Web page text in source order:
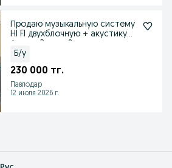
Продаю музыкальную систему
HI FI двухблочную + акустику
Б/у
230 000 тг.
Павлодар
12 июля 2026 г.